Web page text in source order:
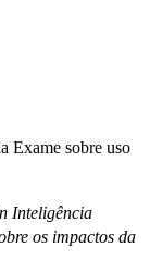
Exame sobre uso
Inteligência
os impactos da